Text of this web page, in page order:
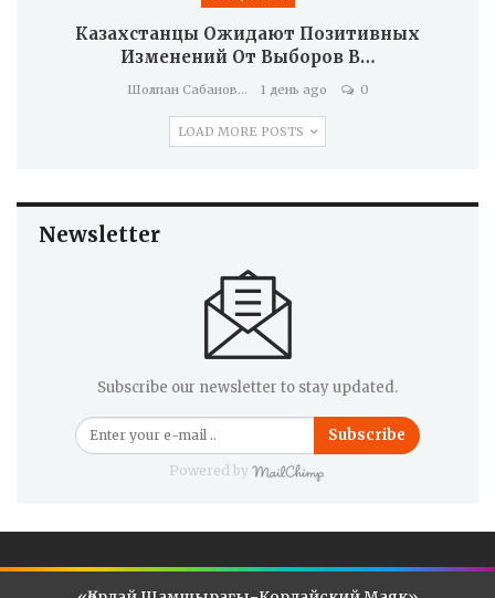
Казахстанцы Ожидают Позитивных
Изменений От Выборов В…
Шолпан Сабанова 1 день ago 0
LOAD MORE POSTS
Newsletter
Subscribe our newsletter to stay updated.
Subscribe
Powered by